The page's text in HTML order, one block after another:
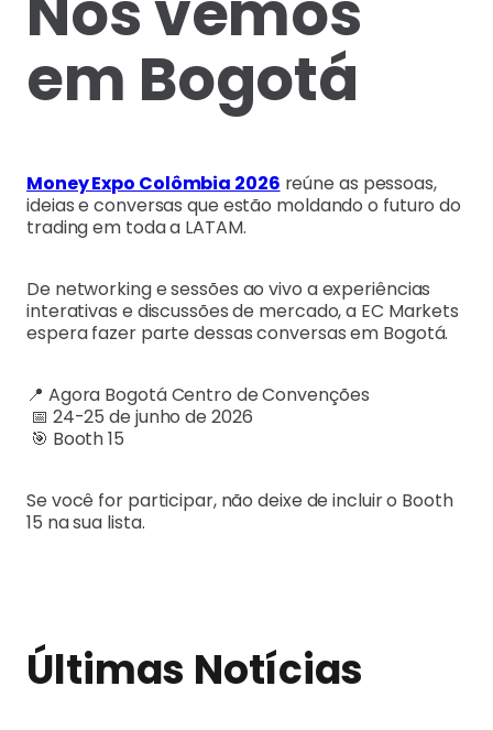
em Bogotá
Money Expo Colômbia 2026 reúne as pessoas,
ideias e conversas que estão moldando o futuro do
trading em toda a LATAM.
De networking e sessões ao vivo a experiências
interativas e discussões de mercado, a EC Markets
espera fazer parte dessas conversas em Bogotá.
📍 Agora Bogotá Centro de Convenções
📅 24-25 de junho de 2026
🎯 Booth 15
Se você for participar, não deixe de incluir o Booth
15 na sua lista.
Últimas Notícias